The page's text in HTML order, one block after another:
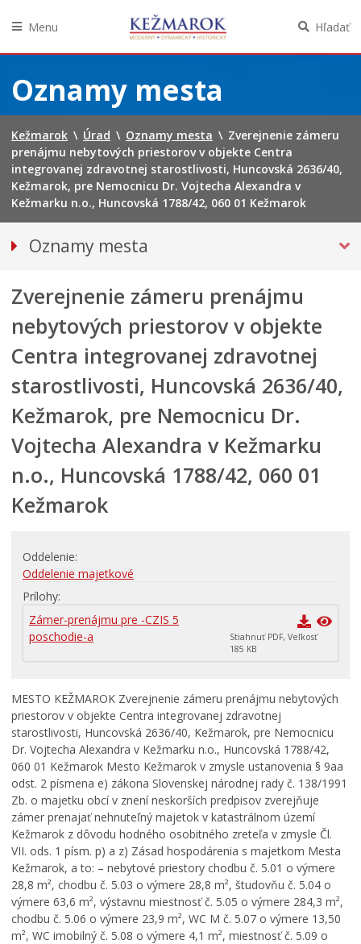
obsah
Menu Hľadať
Oznamy mesta
Kežmarok \ Úrad \ Oznamy mesta \ Zverejnenie zámeru
prenájmu nebytových priestorov v objekte Centra
integrovanej zdravotnej starostlivosti, Huncovská 2636/40,
Kežmarok, pre Nemocnicu Dr. Vojtecha Alexandra v
Kežmarku n.o., Huncovská 1788/42, 060 01 Kežmarok
Oznamy mesta
Bezpečnosť
Straty a nálezy
Doprava, údržba komunikácií
Financie
Kultúra, šport a propagácia
Primátor informuje
Rodina, život, bývanie
Školstvo
Stavby, prenájmy a pozemky
Zverejnenie zámeru prenájmu
nebytových priestorov v objekte
Centra integrovanej zdravotnej
starostlivosti, Huncovská 2636/40,
Kežmarok, pre Nemocnicu Dr.
Vojtecha Alexandra v Kežmarku
n.o., Huncovská 1788/42, 060 01
Kežmarok
Oddelenie
Oddelenie majetkové
Prílohy
Zámer-prenájmu pre -CZIS 5
poschodie-a
Stiahnuť PDF, Veľkosť
185 KB
MESTO KEŽMAROK Zverejnenie zámeru prenájmu nebytových
priestorov v objekte Centra integrovanej zdravotnej
starostlivosti, Huncovská 2636/40, Kežmarok, pre Nemocnicu
Dr. Vojtecha Alexandra v Kežmarku n.o., Huncovská 1788/42,
060 01 Kežmarok Mesto Kežmarok v zmysle ustanovenia § 9aa
odst. 2 písmena e) zákona Slovenskej národnej rady č. 138/1991
Zb. o majetku obcí v znení neskorších predpisov zverejňuje
zámer prenajať nehnuteľný majetok v katastrálnom území
Kežmarok z dôvodu hodného osobitného zreteľa v zmysle Čl.
VII. ods. 1 písm. p) a z) Zásad hospodárenia s majetkom Mesta
Kežmarok, a to: – nebytové priestory chodbu č. 5.01 o výmere
28,8 m², chodbu č. 5.03 o výmere 28,8 m², študovňu č. 5.04 o
výmere 63,6 m², výstavnu miestnosť č. 5.05 o výmere 284,3 m²,
chodbu č. 5.06 o výmere 23,9 m², WC M č. 5.07 o výmere 13,50
m², WC imobilný č. 5.08 o výmere 4,1 m², miestnosť č. 5.09 o